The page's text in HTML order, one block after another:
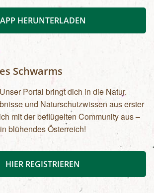
APP HERUNTERLADEN
Schwarms
Portal bringt dich in die Natur.
und Naturschutzwissen aus erster
mit der beflügelten Community aus –
blühendes Österreich!
HIER REGISTRIEREN